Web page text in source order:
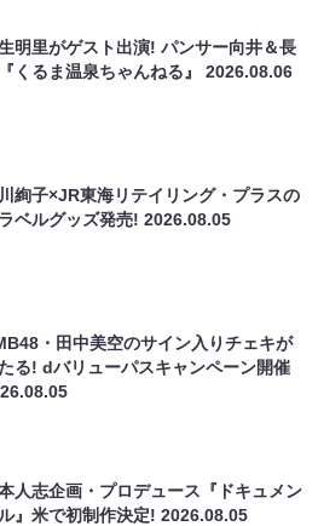
明里がゲスト出演! パンサー向井＆長
くるま温泉ちゃんねる』2026.08.06
絢子×JR東海リテイリング・プラスの
ラベルグッズ発売!2026.08.05
・田中美空のサイン入りチェキが
る! dバリューパスキャンペーン開催
人志企画・プロデュース『ドキュメン
』米で初制作決定!2026.08.05